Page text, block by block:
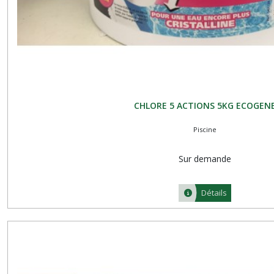
CHLORE 5 ACTIONS 5KG
Piscine
Sur demande
Détails